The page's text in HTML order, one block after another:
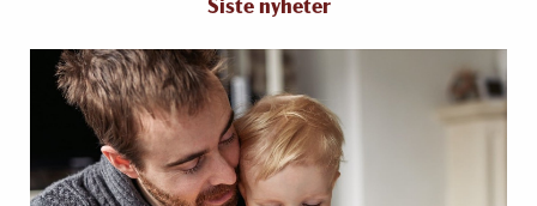
Siste nyheter